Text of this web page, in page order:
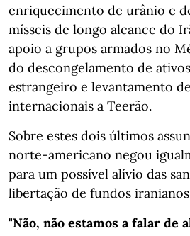
enriquecimento de urânio e
mísseis de longo alcance do
apoio a grupos armados no
do descongelamento de
estrangeiro e levantamento
internacionais a Teerão.
Sobre estes dois últimos
norte-americano negou
para um possível alívio das
libertação de fundos
"Não, não estamos a falar de